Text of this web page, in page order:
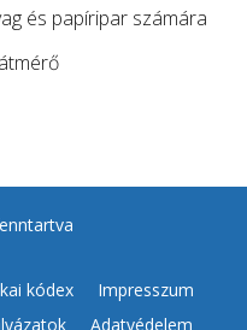
és papíripar számára
kódex
Impresszum
Adatvédelem